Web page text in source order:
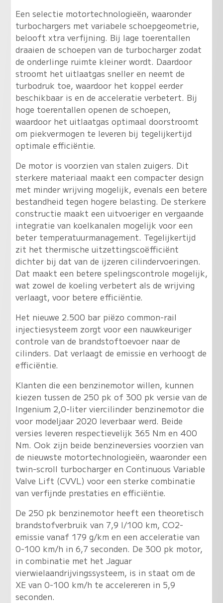
Een selectie motortechnologieën, waaronder
turbochargers met variabele schoepgeometrie,
belooft xtra verfijning. Bij lage toerentallen
draaien de schoepen van de turbocharger zodat
de onderlinge ruimte kleiner wordt. Daardoor
stroomt het uitlaatgas sneller en neemt de
turbodruk toe, waardoor het koppel eerder
beschikbaar is en de acceleratie verbetert. Bij
hoge toerentallen openen de schoepen,
waardoor het uitlaatgas optimaal doorstroomt
om piekvermogen te leveren bij tegelijkertijd
optimale efficiëntie.
De motor is voorzien van stalen zuigers. Dit
sterkere materiaal maakt een compacter design
met minder wrijving mogelijk, evenals een betere
bestandheid tegen hogere belasting. De sterkere
constructie maakt een uitvoeriger en vergaande
integratie van koelkanalen mogelijk voor een
beter temperatuurmanagement. Tegelijkertijd
zit het thermische uitzettingscoëfficiënt
dichter bij dat van de ijzeren cilindervoeringen.
Dat maakt een betere spelingscontrole mogelijk,
wat zowel de koeling verbetert als de wrijving
verlaagt, voor betere efficiëntie.
Het nieuwe 2.500 bar piëzo common-rail
injectiesysteem zorgt voor een nauwkeuriger
controle van de brandstoftoevoer naar de
cilinders. Dat verlaagt de emissie en verhoogt de
efficiëntie.
Klanten die een benzinemotor willen, kunnen
kiezen tussen de 250 pk of 300 pk versie van de
Ingenium 2,0-liter viercilinder benzinemotor die
voor modeljaar 2020 leverbaar werd. Beide
versies leveren respectievelijk 365 Nm en 400
Nm. Ook zijn beide benzineversies voorzien van
de nieuwste motortechnologieën, waaronder een
twin-scroll turbocharger en Continuous Variable
Valve Lift (CVVL) voor een sterke combinatie
van verfijnde prestaties en efficiëntie.
De 250 pk benzinemotor heeft een theoretisch
brandstofverbruik van 7,9 l/100 km, CO2-
emissie vanaf 179 g/km en een acceleratie van
0-100 km/h in 6,7 seconden. De 300 pk motor,
in combinatie met het Jaguar
vierwielaandrijvingssysteem, is in staat om de
XE van 0-100 km/h te accelereren in 5,9
seconden.